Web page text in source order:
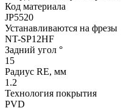
Код материала
JP5520
Устанавливаются на фрезы
NT-SP12HF
Задний угол °
15
Радиус RE, мм
1.2
Технология покрытия
PVD